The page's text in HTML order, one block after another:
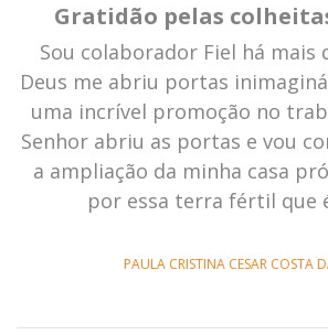
Gratidão pelas
Sou colaborador Fiel há mais
Deus me abriu portas
uma incrível promoção no
Senhor abriu as portas e vou
a ampliação da minha casa
por essa terra fértil que é
PAULA CRISTINA CESAR COSTA